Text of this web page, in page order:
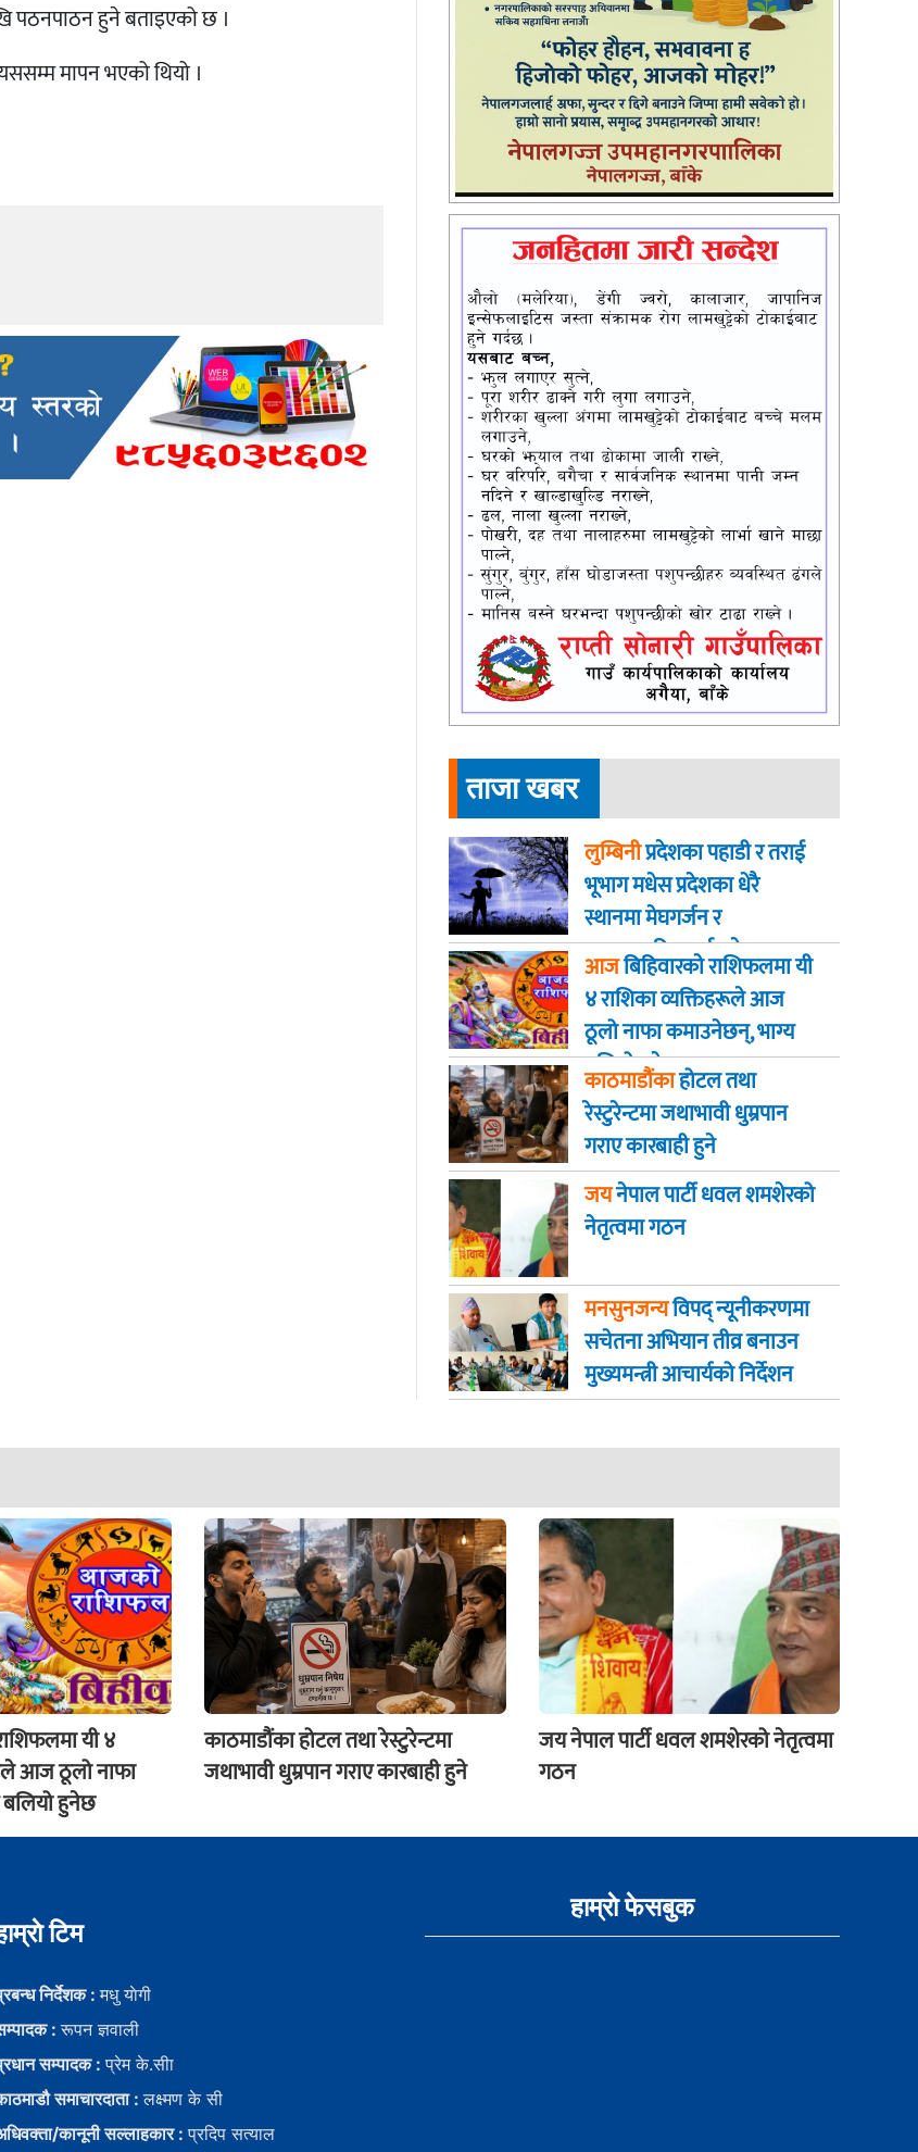
पठनपाठन हुने बताइएको छ ।
मापन भएको थियो ।
ताजा खबर
लुम्बिनीप्रदेशका पहाडी र तराई
भूभाग मधेस प्रदेशका धेरै
स्थानमा मेघगर्जन र
चट्याङसहित वर्षा हुने
आजबिहिवारकाे राशिफलमा यी
४ राशिका व्यक्तिहरूले आज
ठूलो नाफा कमाउनेछन्, भाग्य
बलियो हुनेछ
काठमाडौंकाहोटल तथा
रेस्टुरेन्टमा जथाभावी धुम्रपान
गराए कारबाही हुने
जयनेपाल पार्टी धवल शमशेरको
नेतृत्वमा गठन
मनसुनजन्यविपद् न्यूनीकरणमा
सचेतना अभियान तीव्र बनाउन
मुख्यमन्त्री आचार्यको निर्देशन
यी ४
आज ठूलो नाफा
हुनेछ
काठमाडौंका होटल तथा रेस्टुरेन्टमा
जथाभावी धुम्रपान गराए कारबाही हुने
जय नेपाल पार्टी धवल शमशेरको नेतृत्वमा
गठन
टिम
निर्देशक :मधु याेगी
:रूपन ज्ञवाली
सम्पादक :प्रेम के.सीा
समाचारदाता :लक्ष्मण के सी
कानूनी सल्लाहकार :प्रदिप सत्याल
हाम्राे फेसबुक